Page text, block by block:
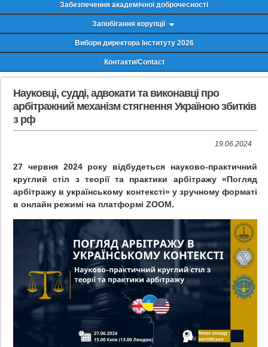
Забезпечення академічної доброчесності
Запобігання корупції
Вибори директора Інституту 2026
Контакти/Contact
Науковці, судді, адвокати та виконавці про
арбітражний механізм стягнення Україною збитків
з рф
19.06.2024
27 червня 2024 року відбудеться науково-практичний
круглий стіл з теорії та практики арбітражу «Погляд
арбітражу в українському контексті» у зручному форматі
в онлайн режимі на платформі ZOOM.